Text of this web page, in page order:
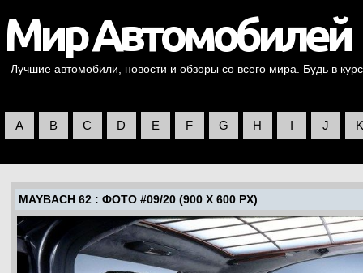
Лучшие автомобили, новости и обзоры со всего мира. Будь в
A B C D E F G H I J K
MAYBACH 62 : ФОТО #09/20 (900 X 600 PX)